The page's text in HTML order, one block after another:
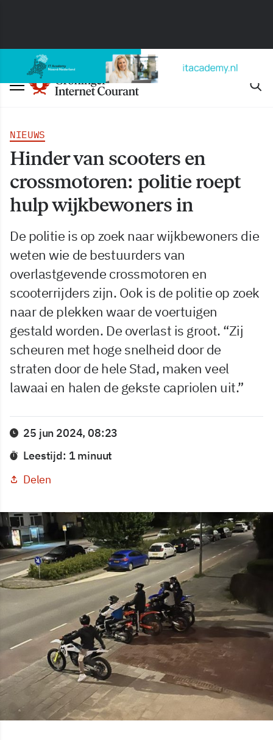
NIEUWS
Hinder van scooters en
crossmotoren: politie roept
hulp wijkbewoners in
De politie is op zoek naar wijkbewoners die
weten wie de bestuurders van
overlastgevende crossmotoren en
scooterrijders zijn. Ook is de politie op zoek
naar de plekken waar de voertuigen
gestald worden. De overlast is groot. “Zij
scheuren met hoge snelheid door de
straten door de hele Stad, maken veel
lawaai en halen de gekste capriolen uit.”
25 jun 2024, 08:23
Leestijd: 1 minuut
Delen